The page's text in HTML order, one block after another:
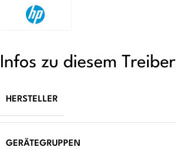
Infos zu diesem Treiber
HERSTELLER
GERÄTEGRUPPEN